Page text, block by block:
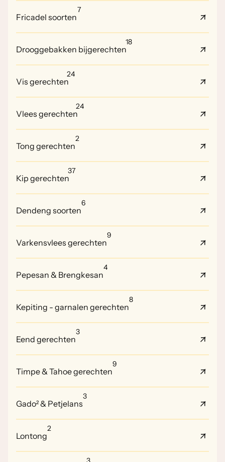
Fricadel soorten
7
Drooggebakken bijgerechten
18
Vis gerechten
24
Vlees gerechten
24
Tong gerechten
2
Kip gerechten
37
Dendeng soorten
6
Varkensvlees gerechten
9
Pepesan & Brengkesan
4
Kepiting - garnalen gerechten
8
Eend gerechten
3
Timpe & Tahoe gerechten
9
Gado² & Petjelans
3
Lontong
2